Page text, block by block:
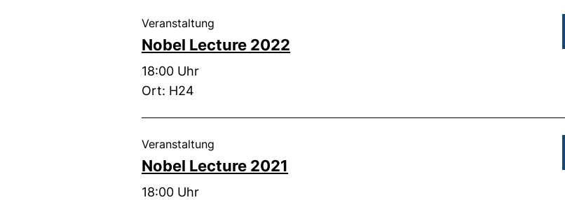
Nobel Lecture 2022
Veranstaltung
Zeit:
18:00 Uhr
Ort: H24
Nobel Lecture 2021
Veranstaltung
Zeit:
18:00 Uhr